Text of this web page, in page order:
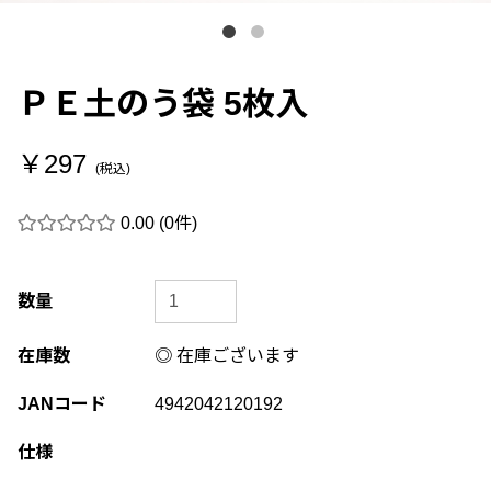
ＰＥ土のう袋 5枚入
￥297 (税込)
0.00 (0件)
数量
在庫数 ◎ 在庫ございます
JANコード 4942042120192
仕様